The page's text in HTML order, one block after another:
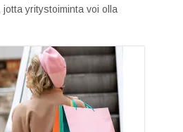
yritystoiminta voi olla